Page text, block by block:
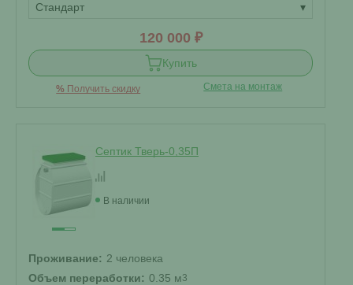
Стандарт
▾
120 000 ₽
Купить
% Получить скидку Смета на монтаж
Септик Тверь-0,35П
В наличии
Проживание: 2 человека
Объем переработки: 0.35 м3